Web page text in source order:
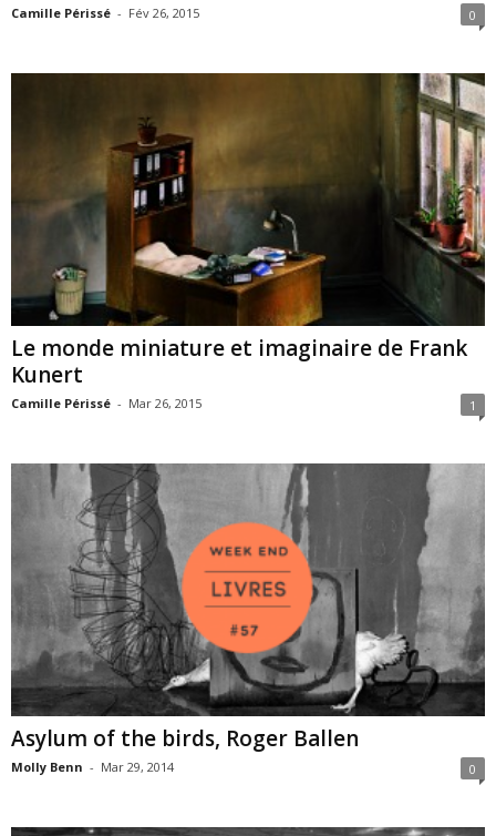
Camille Périssé - Fév 26, 2015 0
Le monde miniature et imaginaire de Frank
Kunert
Camille Périssé - Mar 26, 2015 1
Asylum of the birds, Roger Ballen
Molly Benn - Mar 29, 2014 0